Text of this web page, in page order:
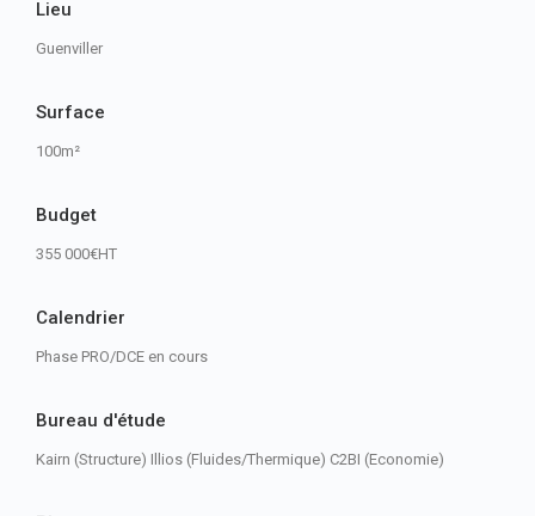
Lieu
Guenviller
Surface
100m²
Budget
355 000€HT
Calendrier
Phase PRO/DCE en cours
Bureau d'étude
Kairn (Structure) Illios (Fluides/Thermique) C2BI (Economie)